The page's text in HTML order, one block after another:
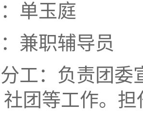
单玉庭
兼职辅导员
工：负责团委
团等工作。